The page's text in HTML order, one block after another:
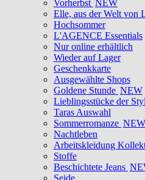
Vorherbst NEW
Elle, aus der Welt von
Hochsommer
L'AGENCE Essentials
Nur online erhältlich
Wieder auf Lager
Geschenkkarte
Ausgewählte Shops
Goldene Stunde NEW
Lieblingsstücke der
Taras Auswahl
Sommerromanze NEW
Nachtleben
Arbeitskleidung
Stoffe
Beschichtete Jeans
Seide